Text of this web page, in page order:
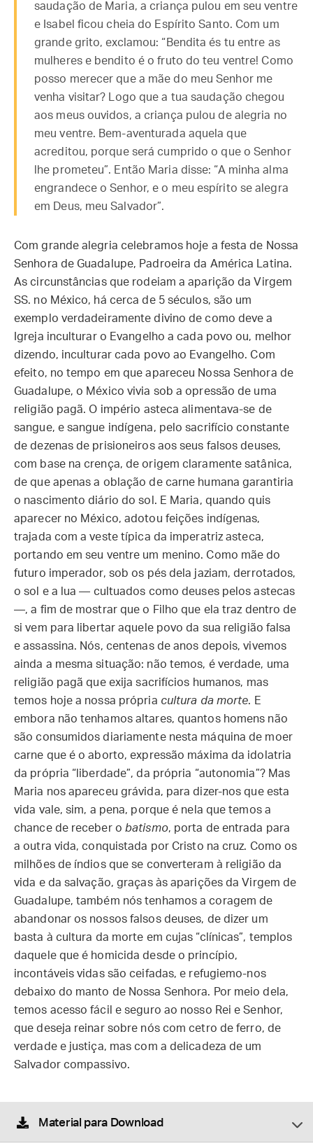
saudação de Maria, a criança pulou em seu ventre
e Isabel ficou cheia do Espírito Santo. Com um
grande grito, exclamou: “Bendita és tu entre as
mulheres e bendito é o fruto do teu ventre! Como
posso merecer que a mãe do meu Senhor me
venha visitar? Logo que a tua saudação chegou
aos meus ouvidos, a criança pulou de alegria no
meu ventre. Bem-aventurada aquela que
acreditou, porque será cumprido o que o Senhor
lhe prometeu”. Então Maria disse: “A minha alma
engrandece o Senhor, e o meu espírito se alegra
em Deus, meu Salvador”.
Com grande alegria celebramos hoje a festa de Nossa
Senhora de Guadalupe, Padroeira da América Latina.
As circunstâncias que rodeiam a aparição da Virgem
SS. no México, há cerca de 5 séculos, são um
exemplo verdadeiramente divino de como deve a
Igreja inculturar o Evangelho a cada povo ou, melhor
dizendo, inculturar cada povo ao Evangelho. Com
efeito, no tempo em que apareceu Nossa Senhora de
Guadalupe, o México vivia sob a opressão de uma
religião pagã. O império asteca alimentava-se de
sangue, e sangue indígena, pelo sacrifício constante
de dezenas de prisioneiros aos seus falsos deuses,
com base na crença, de origem claramente satânica,
de que apenas a oblação de carne humana garantiria
o nascimento diário do sol. E Maria, quando quis
aparecer no México, adotou feições indígenas,
trajada com a veste típica da imperatriz asteca,
portando em seu ventre um menino. Como mãe do
futuro imperador, sob os pés dela jaziam, derrotados,
o sol e a lua — cultuados como deuses pelos astecas
—, a fim de mostrar que o Filho que ela traz dentro de
si vem para libertar aquele povo da sua religião falsa
e assassina. Nós, centenas de anos depois, vivemos
ainda a mesma situação: não temos, é verdade, uma
religião pagã que exija sacrifícios humanos, mas
temos hoje a nossa própria cultura da morte. E
embora não tenhamos altares, quantos homens não
são consumidos diariamente nesta máquina de moer
carne que é o aborto, expressão máxima da idolatria
da própria “liberdade”, da própria “autonomia”? Mas
Maria nos apareceu grávida, para dizer-nos que esta
vida vale, sim, a pena, porque é nela que temos a
chance de receber obatismo, porta de entrada para
a outra vida, conquistada por Cristo na cruz. Como os
milhões de índios que se converteram à religião da
vida e da salvação, graças às aparições da Virgem de
Guadalupe, também nós tenhamos a coragem de
abandonar os nossos falsos deuses, de dizer um
basta à cultura da morte em cujas “clínicas”, templos
daquele que é homicida desde o princípio,
incontáveis vidas são ceifadas, e refugiemo-nos
debaixo do manto de Nossa Senhora. Por meio dela,
temos acesso fácil e seguro ao nosso Rei e Senhor,
que deseja reinar sobre nós com cetro de ferro, de
verdade e justiça, mas com a delicadeza de um
Salvador compassivo.
Material para Download